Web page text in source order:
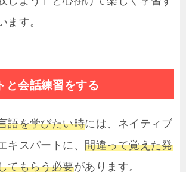
ます。
と会話練習をする
語を学びたい時には、ネイティブ
キスパートに、間違って覚えた発
てもらう必要があります。